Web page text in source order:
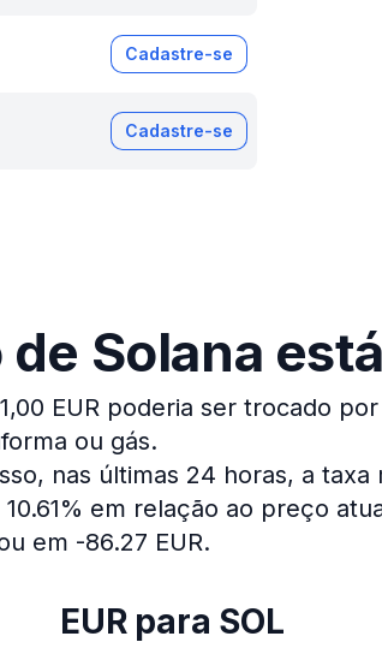
Cadastre-se
Cadastre-se
Solana
EUR poderia ser trocado
ou gás.
nas últimas 24 horas, a taxa
em relação ao preço
em -86.27 EUR.
EUR para SOL